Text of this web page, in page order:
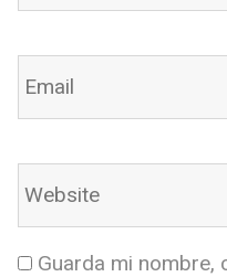
Guarda mi nombre,